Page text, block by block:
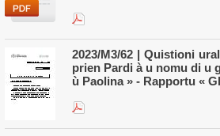
2023/M3/62 | Quistioni
prien Pardi à u nomu di u
ù Paolina » - Rapportu «